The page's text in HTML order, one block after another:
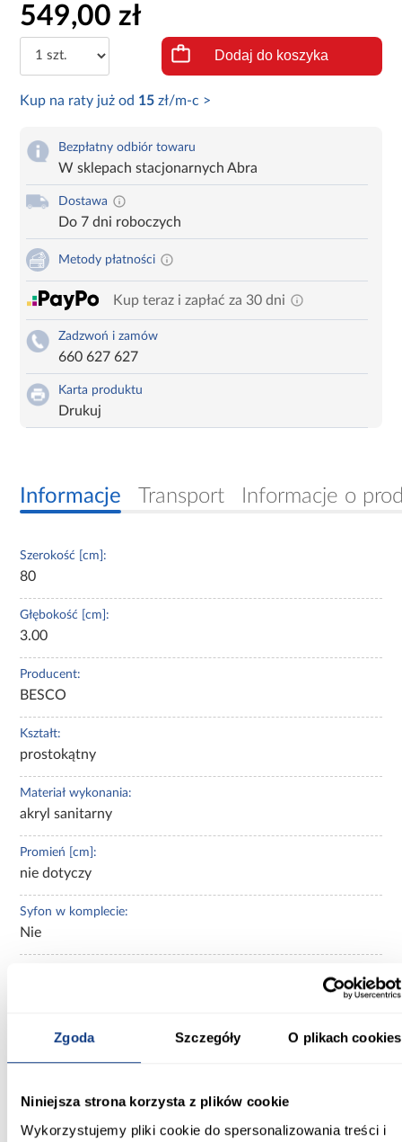
Zgoda Szczegóły O plikach cookies
Niniejsza strona korzysta z plików cookie
Wykorzystujemy pliki cookie do spersonalizowania treści i
549,00 zł
Dodaj do koszyka
Kup na raty już od 15 zł/m-c >
Bezpłatny odbiór towaru
W sklepach stacjonarnych Abra
Dostawa
Do 7 dni roboczych
Metody płatności
Kup teraz i zapłać za 30 dni
Zadzwoń i zamów
660 627 627
Karta produktu
Drukuj
Informacje Transport Informacje o
Szerokość [cm]:
80
Głębokość [cm]:
3.00
Producent:
BESCO
Kształt:
prostokątny
Materiał wykonania:
akryl sanitarny
Promień [cm]:
nie dotyczy
Syfon w komplecie:
Nie
Wysokość całkowita (cm):